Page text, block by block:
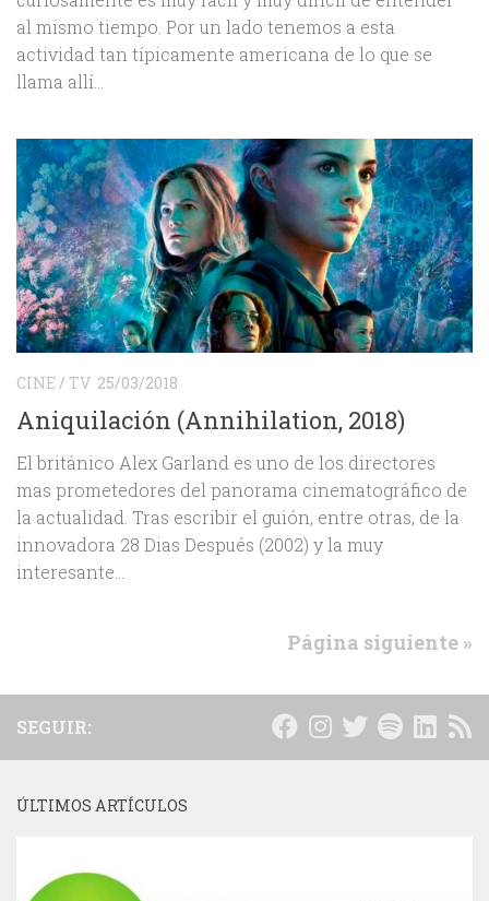
al mismo tiempo. Por un lado tenemos a esta
actividad tan típicamente americana de lo que se
llama allí...
CINE / TV 25/03/2018
Aniquilación (Annihilation, 2018)
El británico Alex Garland es uno de los directores
mas prometedores del panorama cinematográfico de
la actualidad. Tras escribir el guión, entre otras, de la
innovadora 28 Dias Después (2002) y la muy
interesante...
Página siguiente »
SEGUIR:
ÚLTIMOS ARTÍCULOS